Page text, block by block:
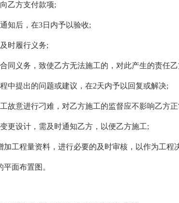
乙方支付款项;
后，在3日内予以验收;
时履行义务;
义务，致使乙方无法施工的，对此产生的责任乙
提出的问题或建议，在2天内予以回复或解决;
意进行刁难，对乙方施工的监督应不影响乙方正
设计，需及时通知乙方，以便乙方施工;
程量资料，进行必要的及时审核，以作为工程决
面布置图。